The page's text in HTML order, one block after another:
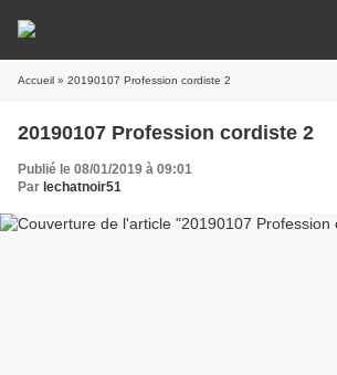
Accueil » 20190107 Profession cordiste 2
20190107 Profession cordiste 2
Publié le 08/01/2019 à 09:01
Par lechatnoir51